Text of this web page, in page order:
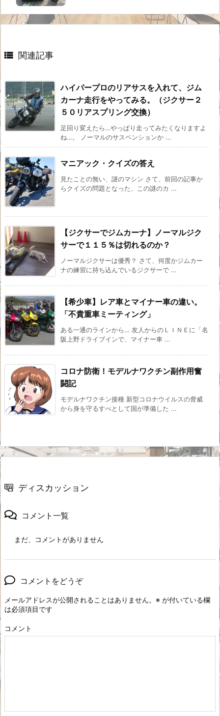
 関連記事
ハイパープロのリアサスを入れて、ジム
カーナ走行をやってみる。（ジクサー２
５０リアスプリング交換）
足回り変えたら…やっぱり走ってみたくなりますよ
ね…。 ノーマルのサスペンションか ...
マニアック・クイズの答え
見たことの無い、謎のマシン さて、前回の記事か
らクイズの問題となった、この謎のカ ...
【ジクサーでジムカーナ】ノーマルジク
サーで１１５％は切れるのか？
ノーマルジクサーは優秀？ さて、何度かジムカー
ナの練習に持ち込んでいるジクサーで ...
【希少車】レア車とマイナー車の違い。
「不貴重車ミーティング」
ある一通のラインから… 友人からのＬＩＮＥに「名
阪上野ドライブインで、マイナー車 ...
コロナ防衛！モデルナワクチン副作用奮
闘記
モデルナワクチン接種 新型コロナウイルスの脅威
から身を守るすべとして国が準備した ...
ディスカッション
コメント一覧
まだ、コメントがありません
コメントをどうぞ
メールアドレスが公開されることはありません。 ※ が付いている欄
は必須項目です
コメント